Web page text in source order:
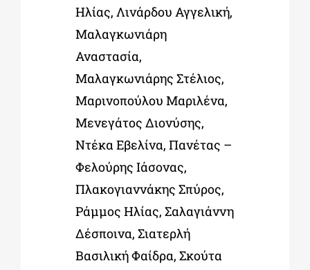
Ηλίας, Λινάρδου Αγγελική,
Μαλαγκωνιάρη
Αναστασία,
Μαλαγκωνιάρης Στέλιος,
Μαρινοπούλου Μαριλένα,
Μενεγάτος Διονύσης,
Ντέκα Εβελίνα, Πανέτας –
Φελούρης Ιάσονας,
Πλακογιαννάκης Σπύρος,
Ράμμος Ηλίας, Σαλαγιάννη
Δέσποινα, Σιατερλή
Βασιλική Φαίδρα, Σκούτα